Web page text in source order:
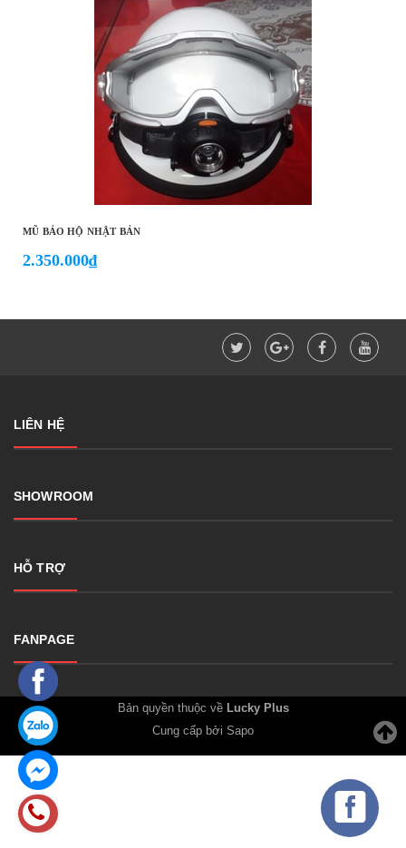
MŨ BẢO HỘ NHẬT BẢN
2.350.000₫
LIÊN HỆ
SHOWROOM
HỖ TRỢ
FANPAGE
Bản quyền thuộc về Lucky Plus
Cung cấp bởi Sapo